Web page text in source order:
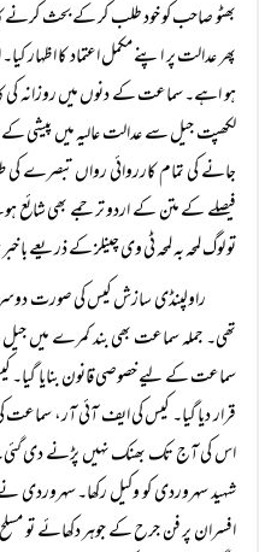
بھٹو صاحب کو خود طلب کر کے بحث کرنے
پھر عدالت پر اپنے مکمل اعتماد کا اظہار
ہو اہے۔ سماعت کے دنوں میں روزانہ کی
لکھپت جیل سے عدالت عالیہ میں پیشی
جانے کی تمام کارروائی رواں تبصرے کی
فیصلے کے متن کے اردو ترجمے بھی
تو لوگ لمحہ بہ لمحہ ٹی وی چینلز کے ذریعے با
راولپنڈی سازش کیس کی صورت
تھی۔ جملہ سماعت بھی بند کمرے میں
سماعت کے لیے خصوصی قانون بنایا گیا۔
قرار دیا گیا۔ کیس کی ایف آئی آر، سماعت
اس کی آج تک بھنک نہیں پڑنے دی
شہید سہروردی کو وکیل رکھا۔
افسران پر فن جرح کے جوہر دکھائے تو